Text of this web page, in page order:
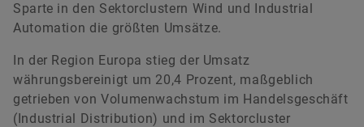
Sparte in den Sektorclustern Wind und Industrial
Automation die größten Umsätze.
In der Region Europa stieg der Umsatz
währungsbereinigt um 20,4 Prozent, maßgeblich
getrieben von Volumenwachstum im Handelsgeschäft
(Industrial Distribution) und im Sektorcluster